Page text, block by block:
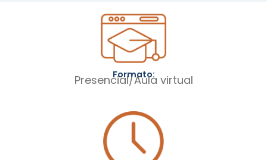
Formato:
Presencial/Aula virtual